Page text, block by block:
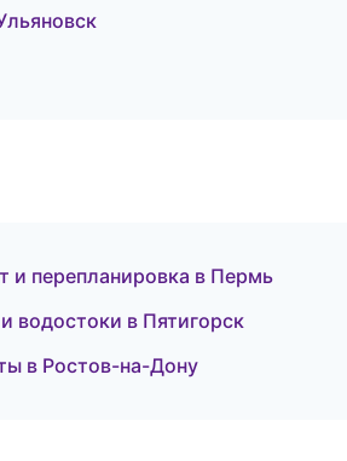
перепланировка в Пермь
водостоки в Пятигорск
в Ростов-на-Дону